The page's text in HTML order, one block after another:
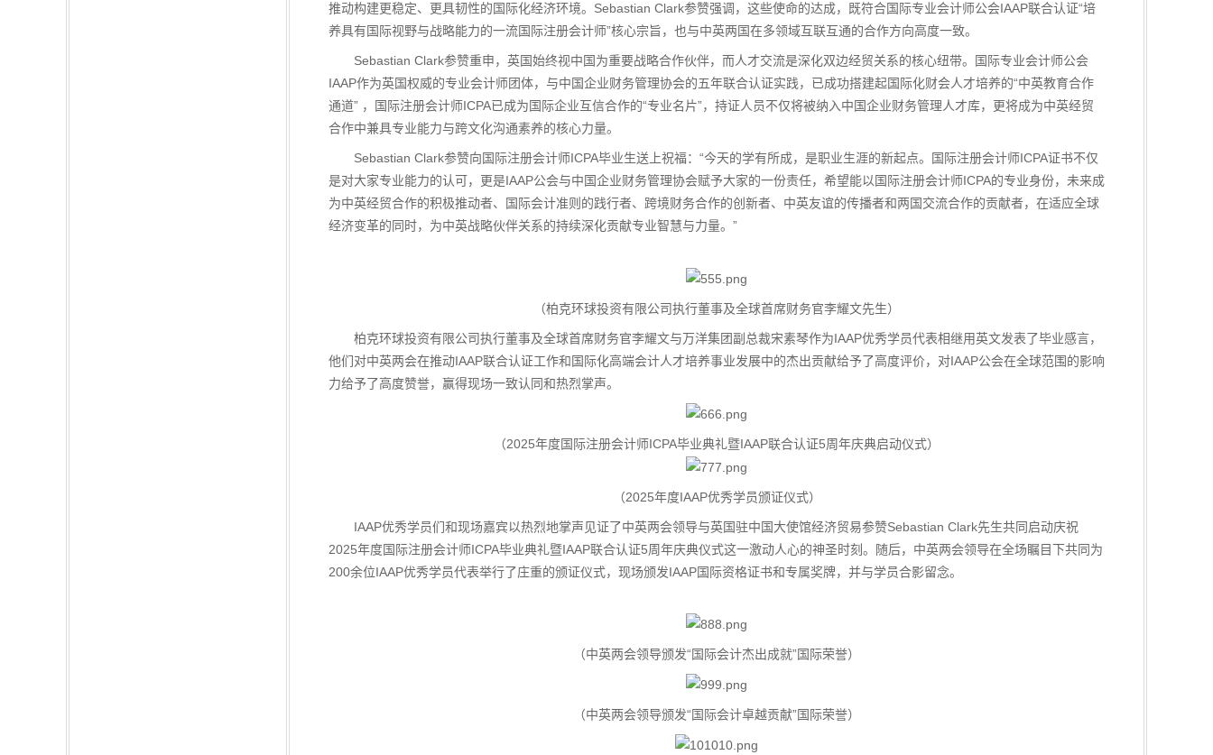
推动构建更稳定、更具韧性的国际化经济环境。Sebastian Clark参赞强调，这些使命的达成，既符合国际专业会计师公会IAAP联合认证“培
养具有国际视野与战略能力的一流国际注册会计师”核心宗旨，也与中英两国在多领域互联互通的合作方向高度一致。
Sebastian Clark参赞重申，英国始终视中国为重要战略合作伙伴，而人才交流是深化双边经贸关系的核心纽带。国际专业会计师公会
IAAP作为英国权威的专业会计师团体，与中国企业财务管理协会的五年联合认证实践，已成功搭建起国际化财会人才培养的“中英教育合作
通道” ，国际注册会计师ICPA已成为国际企业互信合作的“专业名片”，持证人员不仅将被纳入中国企业财务管理人才库，更将成为中英经贸
合作中兼具专业能力与跨文化沟通素养的核心力量。
Sebastian Clark参赞向国际注册会计师ICPA毕业生送上祝福：“今天的学有所成，是职业生涯的新起点。国际注册会计师ICPA证书不仅
是对大家专业能力的认可，更是IAAP公会与中国企业财务管理协会赋予大家的一份责任，希望能以国际注册会计师ICPA的专业身份，未来成
为中英经贸合作的积极推动者、国际会计准则的践行者、跨境财务合作的创新者、中英友谊的传播者和两国交流合作的贡献者，在适应全球
经济变革的同时，为中英战略伙伴关系的持续深化贡献专业智慧与力量。”
（柏克环球投资有限公司执行董事及全球首席财务官李耀文先生）
柏克环球投资有限公司执行董事及全球首席财务官李耀文与万洋集团副总裁宋素琴作为IAAP优秀学员代表相继用英文发表了毕业感言，
他们对中英两会在推动IAAP联合认证工作和国际化高端会计人才培养事业发展中的杰出贡献给予了高度评价，对IAAP公会在全球范围的影响
力给予了高度赞誉，赢得现场一致认同和热烈掌声。
（2025年度国际注册会计师ICPA毕业典礼暨IAAP联合认证5周年庆典启动仪式）
（2025年度IAAP优秀学员颁证仪式）
IAAP优秀学员们和现场嘉宾以热烈地掌声见证了中英两会领导与英国驻中国大使馆经济贸易参赞Sebastian Clark先生共同启动庆祝
2025年度国际注册会计师ICPA毕业典礼暨IAAP联合认证5周年庆典仪式这一激动人心的神圣时刻。随后，中英两会领导在全场瞩目下共同为
200余位IAAP优秀学员代表举行了庄重的颁证仪式，现场颁发IAAP国际资格证书和专属奖牌，并与学员合影留念。
（中英两会领导颁发“国际会计杰出成就”国际荣誉）
（中英两会领导颁发“国际会计卓越贡献”国际荣誉）